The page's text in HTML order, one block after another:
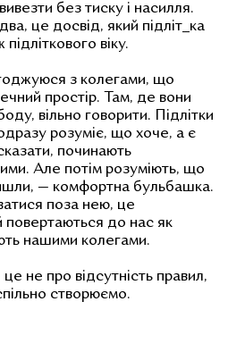
без тиску і насилля.
це досвід, який підліт_ка
віку.
з колегами, що
простір. Там, де вони
вільно говорити. Підлітки
розуміє, що хоче, а є
починають
Але потім розуміють, що
— комфортна бульбашка.
поза нею, це
до нас як
нашими колегами.
не про відсутність правил,
створюємо.